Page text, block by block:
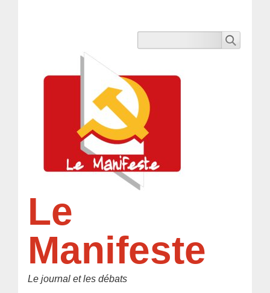
Le
Manifeste
Le journal et les débats